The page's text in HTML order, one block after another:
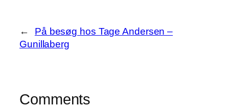
←
På besøg hos Tage Andersen –
Gunillaberg
Comments